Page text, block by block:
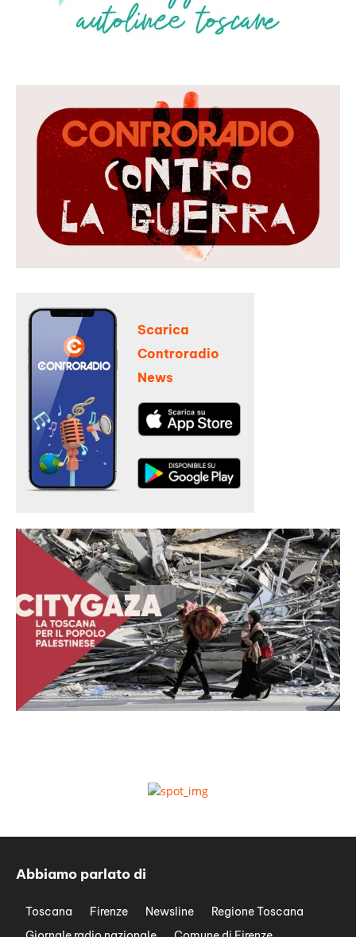
Scarica
Controradio
News
Abbiamo parlato di
Toscana Firenze Newsline
Regione Toscana